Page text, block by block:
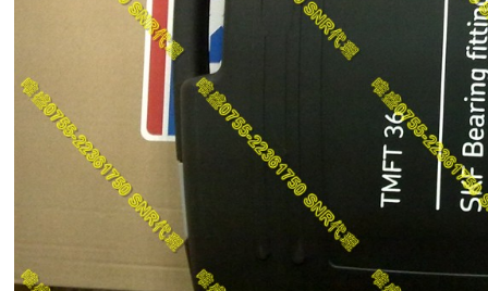
23048CCK/W33 瑞典SKF油泵 美国汤姆森Thomson高精度
NG110AR0 美国凯顿KAYDON超精薄壁轴承 NB140BR0K 道